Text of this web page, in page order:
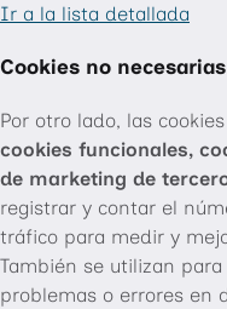
Ir a la lista detallada
Cookies no necesarias
Por otro lado, las
cookies funcionales,
de marketing de
registrar y contar el
tráfico para medir y
También se utilizan
problemas o errores en